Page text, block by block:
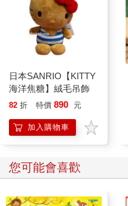
日本SANRIO【KITTY
海洋焦糖】絨毛吊飾
82 折 特價 890 元
加入購物車
您可能會喜歡